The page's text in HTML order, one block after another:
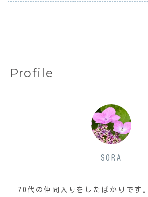
Profile
SORA
70代の仲間入りをしたばかりです。